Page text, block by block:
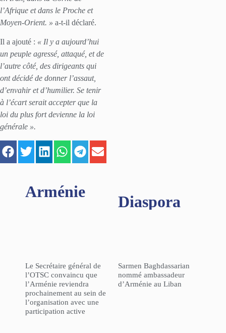
l’Afrique et dans le Proche et
Moyen-Orient. » a-t-il déclaré.
Il a ajouté : « Il y a aujourd’hui
un peuple agressé, attaqué, et de
l’autre côté, des dirigeants qui
ont décidé de donner l’assaut,
d’envahir et d’humilier. Se tenir
à l’écart serait accepter que la
loi du plus fort devienne la loi
générale ».
Arménie
Le Secrétaire général de
l’OTSC convaincu que
l’Arménie reviendra
prochainement au sein de
l’organisation avec une
participation active
Diaspora
Sarmen Baghdassarian
nommé ambassadeur
d’Arménie au Liban